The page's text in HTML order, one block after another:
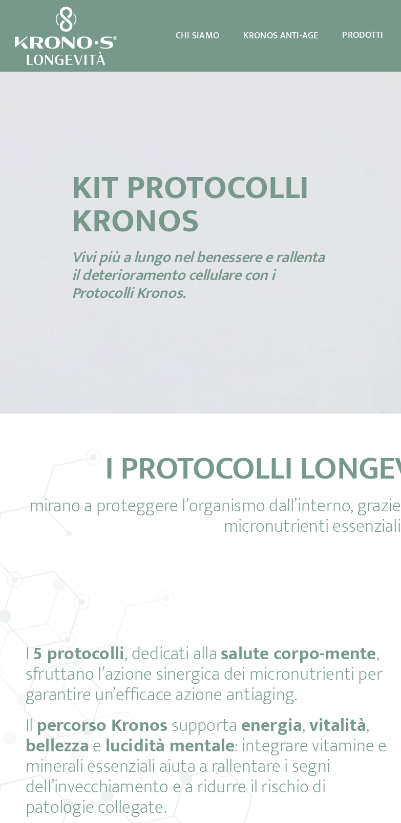
contenuto
CHI SIAMO KRONOS ANTI-AGE PRODOTTI
KIT PROTOCOLLI
KRONOS
Vivi più a lungo nel benessere e rallenta
il deterioramento cellulare con i
Protocolli Kronos.
I PROTOCOLLI
mirano a proteggere l’organismo dall’interno,
micronutrienti
I5 protocolli, dedicati allasalute corpo-mente,
sfruttano l’azione sinergica dei micronutrienti per
garantire un’efficace azione antiaging.
Il percorso Kronossupportaenergia,vitalità,
bellezzae lucidità mentale: integrare vitamine e
minerali essenziali aiuta a rallentare i segni
dell’invecchiamento e a ridurre il rischio di
patologie collegate.